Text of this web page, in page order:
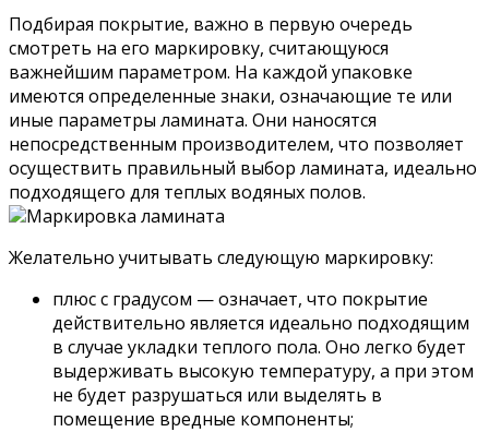
Подбирая покрытие, важно в первую очередь
смотреть на его маркировку, считающуюся
важнейшим параметром. На каждой упаковке
имеются определенные знаки, означающие те или
иные параметры ламината. Они наносятся
непосредственным производителем, что позволяет
осуществить правильный выбор ламината, идеально
подходящего для теплых водяных полов.
Маркировка ламината
Желательно учитывать следующую маркировку:
плюс с градусом — означает, что покрытие
действительно является идеально подходящим
в случае укладки теплого пола. Оно легко будет
выдерживать высокую температуру, а при этом
не будет разрушаться или выделять в
помещение вредные компоненты;